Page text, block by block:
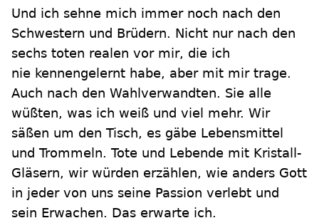
Und ich sehne mich immer noch nach den
Schwestern und Brüdern. Nicht nur nach den
sechs toten realen vor mir, die ich
nie kennengelernt habe, aber mit mir trage.
Auch nach den Wahlverwandten. Sie alle
wüßten, was ich weiß und viel mehr. Wir
säßen um den Tisch, es gäbe Lebensmittel
und Trommeln. Tote und Lebende mit Kristall-
Gläsern, wir würden erzählen, wie anders Gott
in jeder von uns seine Passion verlebt und
sein Erwachen. Das erwarte ich.